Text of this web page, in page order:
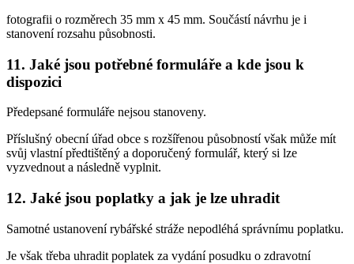
fotografii o rozměrech 35 mm x 45 mm. Součástí návrhu je i
stanovení rozsahu působnosti.
11. Jaké jsou potřebné formuláře a kde jsou k
dispozici
Předepsané formuláře nejsou stanoveny.
Příslušný obecní úřad obce s rozšířenou působností však může mít
svůj vlastní předtištěný a doporučený formulář, který si lze
vyzvednout a následně vyplnit.
12. Jaké jsou poplatky a jak je lze uhradit
Samotné ustanovení rybářské stráže nepodléhá správnímu poplatku.
Je však třeba uhradit poplatek za vydání posudku o zdravotní